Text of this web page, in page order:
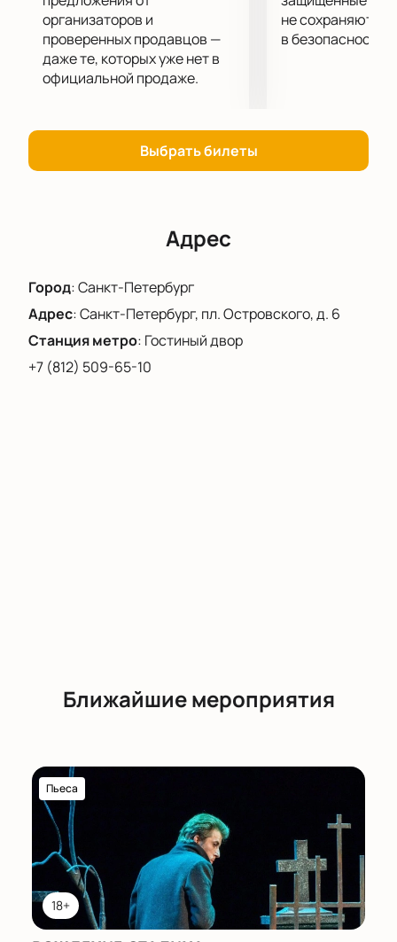
организаторов и
проверенных продавцов —
даже те, которых уже нет в
официальной продаже.
не сохраняются
в безопасности.
Выбрать билеты
Адрес
Город:Санкт-Петербург
Адрес:Санкт-Петербург, пл. Островского, д. 6
Станция метро: Гостиный двор
+7 (812) 509-65-10
Ближайшие мероприятия
18+
Пьеса